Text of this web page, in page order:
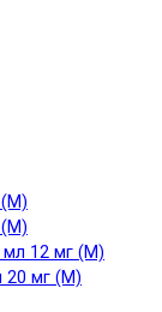
(М)
(М)
мл 12 мг (М)
20 мг (М)